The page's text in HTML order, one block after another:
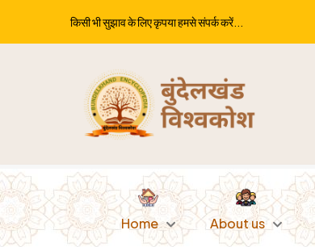
किसी भी सुझाव के लिए कृपया हमसे संपर्क करें...
Home About us